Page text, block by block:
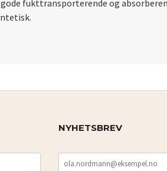
fukttransporterende og
NYHETSBREV